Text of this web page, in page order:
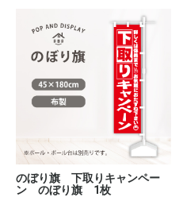
のぼり旗 下取りキャンペー
ン のぼり旗 1枚